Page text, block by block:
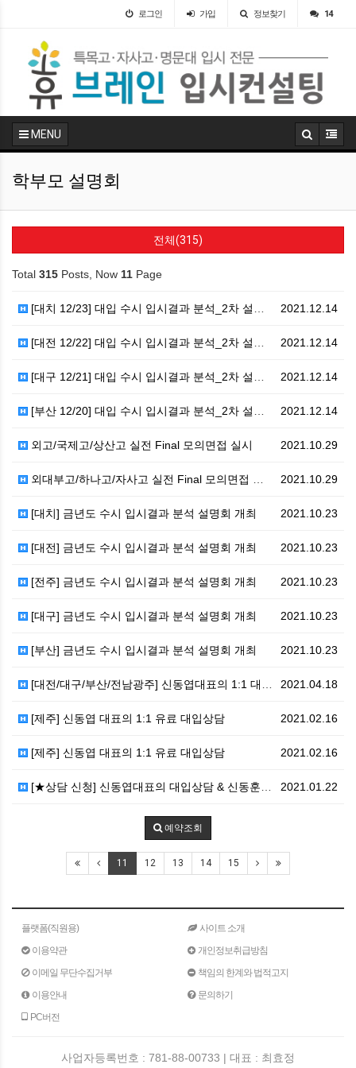
로그인 가입 정보찾기 14
MENU
학부모 설명회
전체(315)
Total 315 Posts, Now 11 Page
2021.12.14
[대치 12/23] 대입 수시 입시결과 분석_2차 설명…
2021.12.14
[대전 12/22] 대입 수시 입시결과 분석_2차 설명…
2021.12.14
[대구 12/21] 대입 수시 입시결과 분석_2차 설명…
2021.12.14
[부산 12/20] 대입 수시 입시결과 분석_2차 설명…
2021.10.29
외고/국제고/상산고 실전 Final 모의면접 실시
2021.10.29
외대부고/하나고/자사고 실전 Final 모의면접 실시
2021.10.23
[대치] 금년도 수시 입시결과 분석 설명회 개최
2021.10.23
[대전] 금년도 수시 입시결과 분석 설명회 개최
2021.10.23
[전주] 금년도 수시 입시결과 분석 설명회 개최
2021.10.23
[대구] 금년도 수시 입시결과 분석 설명회 개최
2021.10.23
[부산] 금년도 수시 입시결과 분석 설명회 개최
2021.04.18
[대전/대구/부산/전남광주] 신동엽대표의 1:1 대입 …
2021.02.16
[제주] 신동엽 대표의 1:1 유료 대입상담
2021.02.16
[제주] 신동엽 대표의 1:1 유료 대입상담
2021.01.22
[★상담 신청] 신동엽대표의 대입상담 & 신동훈본부장의…
예약조회
11 12 13 14 15
플랫폼(직원용)
사이트 소개
이용약관
개인정보취급방침
이메일 무단수집거부
책임의 한계와 법적고지
이용안내
문의하기
PC버전
사업자등록번호 : 781-88-00733 | 대표 : 최효정